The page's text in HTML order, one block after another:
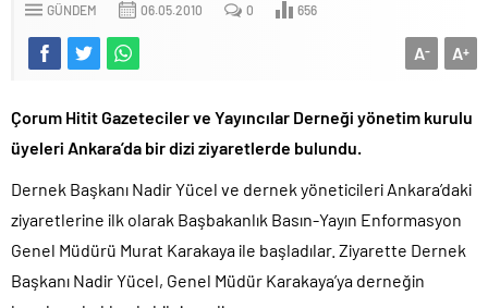
GÜNDEM 06.05.2010 0 656
A+
A-
Çorum Hitit Gazeteciler ve Yayıncılar Derneği yönetim kurulu
üyeleri Ankara’da bir dizi ziyaretlerde bulundu.
Dernek Başkanı Nadir Yücel ve dernek yöneticileri Ankara’daki
ziyaretlerine ilk olarak Başbakanlık Basın-Yayın Enformasyon
Genel Müdürü Murat Karakaya ile başladılar. Ziyarette Dernek
Başkanı Nadir Yücel, Genel Müdür Karakaya’ya derneğin